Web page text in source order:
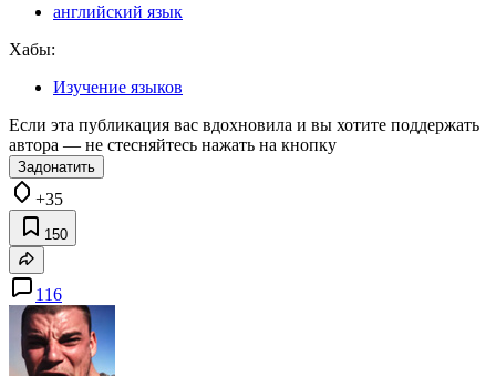
английский язык
Хабы:
Изучение языков
Если эта публикация вас вдохновила и вы хотите поддержать
автора — не стесняйтесь нажать на кнопку
Задонатить
+35
150
116